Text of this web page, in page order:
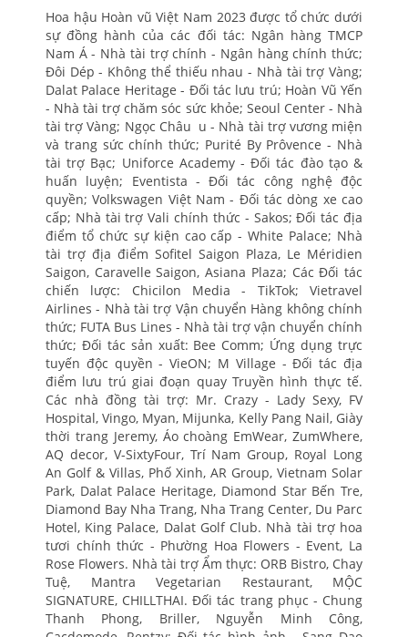
Hoa hậu Hoàn vũ Việt Nam 2023 được tổ chức dưới
sự đồng hành của các đối tác: Ngân hàng TMCP
Nam Á - Nhà tài trợ chính - Ngân hàng chính thức;
Đôi Dép - Không thể thiếu nhau - Nhà tài trợ Vàng;
Dalat Palace Heritage - Đối tác lưu trú; Hoàn Vũ Yến
- Nhà tài trợ chăm sóc sức khỏe; Seoul Center - Nhà
tài trợ Vàng; Ngọc Châu u - Nhà tài trợ vương miện
và trang sức chính thức; Purité By Prôvence - Nhà
tài trợ Bạc; Uniforce Academy - Đối tác đào tạo &
huấn luyện; Eventista - Đối tác công nghệ độc
quyền; Volkswagen Việt Nam - Đối tác dòng xe cao
cấp; Nhà tài trợ Vali chính thức - Sakos; Đối tác địa
điểm tổ chức sự kiện cao cấp - White Palace; Nhà
tài trợ địa điểm Sofitel Saigon Plaza, Le Méridien
Saigon, Caravelle Saigon, Asiana Plaza; Các Đối tác
chiến lược: Chicilon Media - TikTok; Vietravel
Airlines - Nhà tài trợ Vận chuyển Hàng không chính
thức; FUTA Bus Lines - Nhà tài trợ vận chuyển chính
thức; Đối tác sản xuất: Bee Comm; Ứng dụng trực
tuyến độc quyền - VieON; M Village - Đối tác địa
điểm lưu trú giai đoạn quay Truyền hình thực tế.
Các nhà đồng tài trợ: Mr. Crazy - Lady Sexy, FV
Hospital, Vingo, Myan, Mijunka, Kelly Pang Nail, Giày
thời trang Jeremy, Áo choàng EmWear, ZumWhere,
AQ decor, V-SixtyFour, Trí Nam Group, Royal Long
An Golf & Villas, Phố Xinh, AR Group, Vietnam Solar
Park, Dalat Palace Heritage, Diamond Star Bến Tre,
Diamond Bay Nha Trang, Nha Trang Center, Du Parc
Hotel, King Palace, Dalat Golf Club. Nhà tài trợ hoa
tươi chính thức - Phường Hoa Flowers - Event, La
Rose Flowers. Nhà tài trợ Ẩm thực: ORB Bistro, Chay
Tuệ, Mantra Vegetarian Restaurant, MỘC
SIGNATURE, CHILLTHAI. Đối tác trang phục - Chung
Thanh Phong, Briller, Nguyễn Minh Công,